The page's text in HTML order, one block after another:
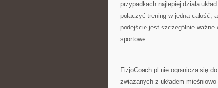
przypadkach najlepiej działa
połączyć trening w jedną całość,
podejście jest szczególnie ważne
sportowe.
FizjoCoach.pl nie ogranicza się
związanych z układem